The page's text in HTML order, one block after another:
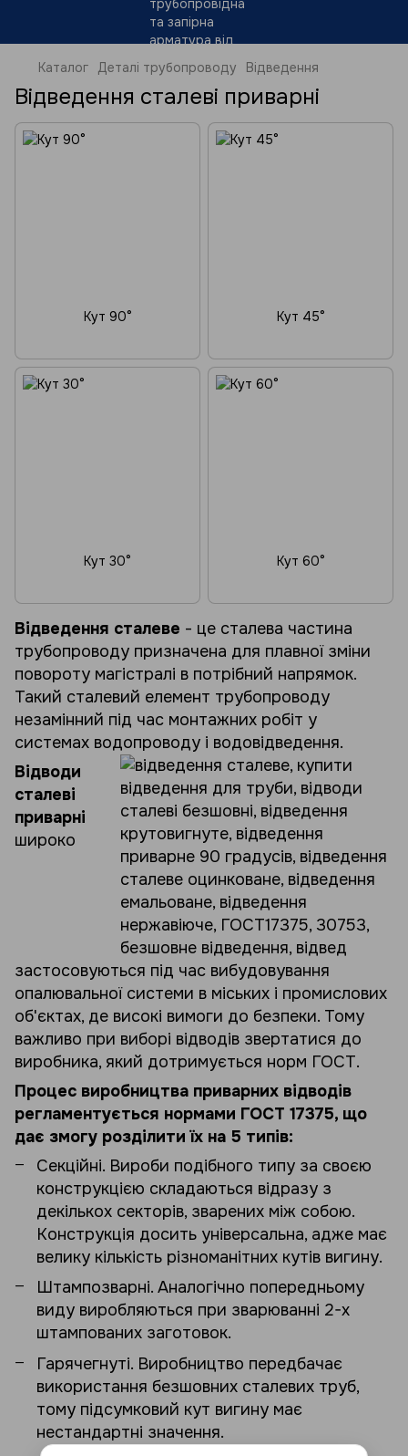
Каталог Деталі трубопроводу Відведення
Відведення сталеві приварні
Відведення сталеве - це сталева частина
трубопроводу призначена для плавної зміни
повороту магістралі в потрібний напрямок.
Такий сталевий елемент трубопроводу
незамінний під час монтажних робіт у
системах водопроводу і водовідведення.
Відводи
сталеві
приварні
широко
застосовуються під час вибудовування
опалювальної системи в міських і промислових
об'єктах, де високі вимоги до безпеки. Тому
важливо при виборі відводів звертатися до
виробника, який дотримується норм ГОСТ.
Процес виробництва приварних відводів
регламентується нормами ГОСТ 17375, що
дає змогу розділити їх на 5 типів:
Секційні. Вироби подібного типу за своєю
конструкцією складаються відразу з
декількох секторів, зварених між собою.
Конструкція досить універсальна, адже має
велику кількість різноманітних кутів вигину.
Штампозварні. Аналогічно попередньому
виду виробляються при зварюванні 2-х
штампованих заготовок.
Гарячегнуті. Виробництво передбачає
використання безшовних сталевих труб,
тому підсумковий кут вигину має
нестандартні значення.
Кут 90° Кут 45°
Кут 30° Кут 60°